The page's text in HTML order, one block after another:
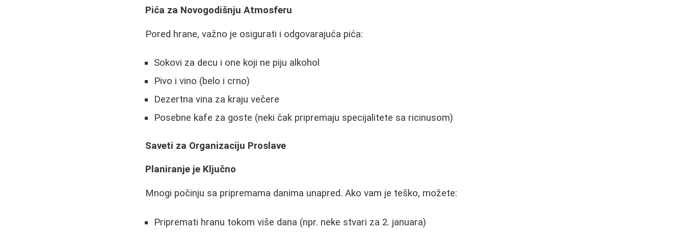
Pića za Novogodišnju Atmosferu
Pored hrane, važno je osigurati i odgovarajuća pića:
Sokovi za decu i one koji ne piju alkohol
Pivo i vino (belo i crno)
Dezertna vina za kraju večere
Posebne kafe za goste (neki čak pripremaju specijalitete sa ricinusom)
Saveti za Organizaciju Proslave
Planiranje je Ključno
Mnogi počinju sa pripremama danima unapred. Ako vam je teško, možete:
Pripremati hranu tokom više dana (npr. neke stvari za 2. januara)